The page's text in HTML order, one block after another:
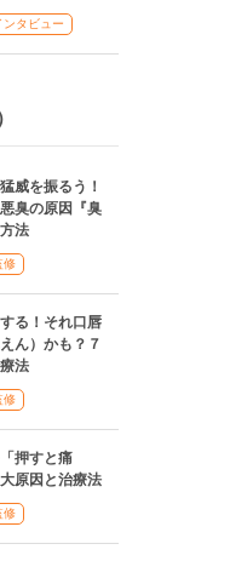
ンタビュー
威を振るう！
臭の原因『臭
法
修
る！それ口唇
ん）かも？７
法
修
押すと痛
原因と治療法
修